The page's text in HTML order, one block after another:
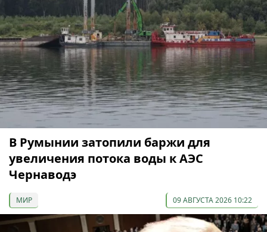
В Румынии затопили баржи для
увеличения потока воды к АЭС
Чернаводэ
МИР 09 АВГУСТА 2026 10:22